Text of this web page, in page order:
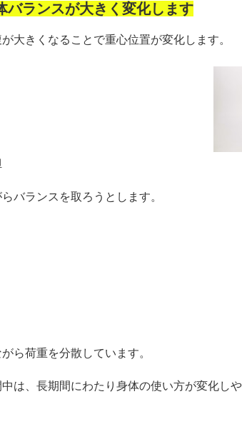
バランスが大きく変化します
大きくなることで重心位置が変化します。
バランスを取ろうとします。
ら荷重を分散しています。
中は、長期間にわたり身体の使い方が変化し